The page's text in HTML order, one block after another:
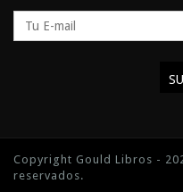
Copyright Gould Libros -
reservados.